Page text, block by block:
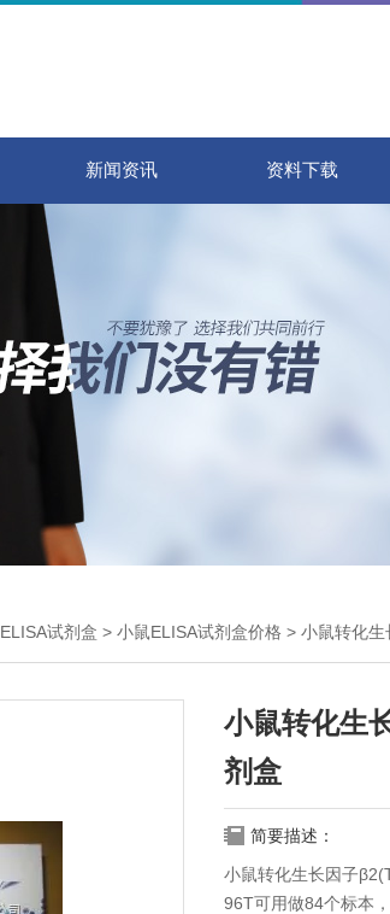
新闻资讯 资料下载
ELISA试剂盒 > 小鼠ELISA试剂盒价格 > 小鼠转化
小鼠转化生
剂盒
简要描述：
小鼠转化生长因子
96T可用做84个标本